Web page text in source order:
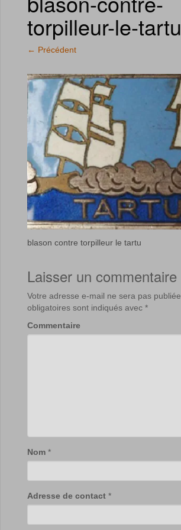
torpilleur-le-tartu
← Précédent
blason contre torpilleur le tartu
Laisser un commentaire
Votre adresse e-mail ne sera pas publiée.
obligatoires sont indiqués avec *
Commentaire
Nom *
Adresse de contact *